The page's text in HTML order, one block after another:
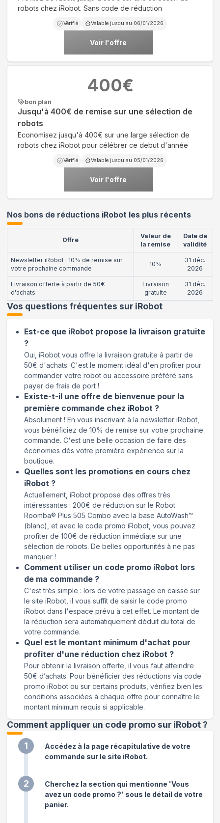
robots chez iRobot. Sans code de réduction
Vérifié Valable jusqu'au 06/01/2026
Voir l'offre
bon plan
Jusqu'à 400€ de remise sur une sélection de
robots
Economisez jusqu'à 400€ sur une large sélection de
robots chez iRobot pour célébrer ce debut d'année
Vérifié Valable jusqu'au 05/01/2026
Voir l'offre
400€
Nos bons de réductions iRobot les plus récents
Offre
Valeur de
la remise
Date de
validité
Newsletter iRobot : 10% de remise sur
votre prochaine commande
10%
31 déc.
2026
Livraison offerte à partir de 50€
d'achats
Livraison
gratuite
31 déc.
2026
Vos questions fréquentes sur iRobot
Est-ce que iRobot propose la livraison gratuite
?
Oui, iRobot vous offre la livraison gratuite à partir de
50€ d'achats. C'est le moment idéal d'en profiter pour
commander votre robot ou accessoire préféré sans
payer de frais de port !
Existe-t-il une offre de bienvenue pour la
première commande chez iRobot ?
Absolument ! En vous inscrivant à la newsletter iRobot,
vous bénéficiez de 10% de remise sur votre prochaine
commande. C'est une belle occasion de faire des
économies dès votre première expérience sur la
boutique.
Quelles sont les promotions en cours chez
iRobot ?
Actuellement, iRobot propose des offres très
intéressantes : 200€ de réduction sur le Robot
Roomba® Plus 505 Combo avec la base AutoWash™
(blanc), et avec le code promo iRobot, vous pouvez
profiter de 100€ de réduction immédiate sur une
sélection de robots. De belles opportunités à ne pas
manquer !
Comment utiliser un code promo iRobot lors
de ma commande ?
C'est très simple : lors de votre passage en caisse sur
le site iRobot, il vous suffit de saisir le code promo
iRobot dans l'espace prévu à cet effet. Le montant de
la réduction sera automatiquement déduit du total de
votre commande.
Quel est le montant minimum d'achat pour
profiter d'une réduction chez iRobot ?
Pour obtenir la livraison offerte, il vous faut atteindre
50€ d’achats. Pour bénéficier des réductions via code
promo iRobot ou sur certains produits, vérifiez bien les
conditions associées à chaque offre pour connaître le
montant minimum requis si applicable.
Comment appliquer un code promo sur iRobot?
1
Accédez à la page récapitulative de votre
commande sur le site iRobot.
2
Cherchez la section qui mentionne 'Vous
avez un code promo ?' sous le détail de votre
panier.